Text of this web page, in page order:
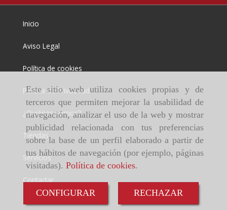
Este sitio web utiliza cookies propias y de
terceros que permiten mejorar la usabilidad de
navegación, analizar el uso de la web y mostrar
publicidad relacionada con tus preferencias
sobre la base de un perfil elaborado a partir de
tus hábitos de navegación (por ejemplo, páginas
visitadas). Política de cookies.
CONFIGURAR RECHAZAR
Inicio
Aviso Legal
Política de cookies
Política de Privacidad
¿Quiénes somos?
Tiendas
Servicios
Contactar